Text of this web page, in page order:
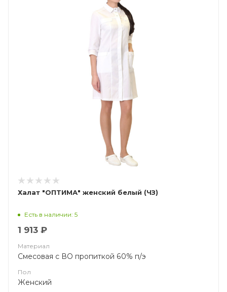
Халат "ОПТИМА" женский белый (ЧЗ)
Есть в наличии: 5
1 913 ₽
Материал
Смесовая с ВО пропиткой 60% п/э
Пол
Женский